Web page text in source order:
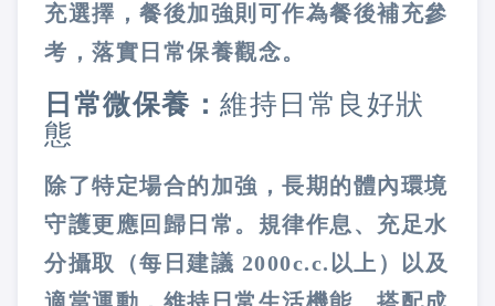
充選擇，餐後加強則可作為餐後補充參
考，落實日常保養觀念。
日常微保養： 維持日常良好狀
態
除了特定場合的加強，長期的體內環境
守護更應回歸日常。規律作息、充足水
分攝取（每日建議 2000c.c.以上）以及